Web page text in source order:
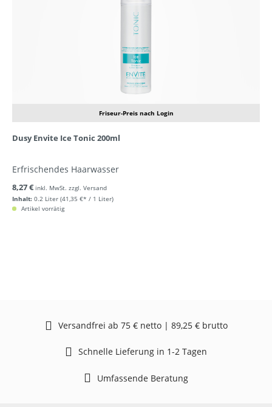
Friseur-Preis nach Login
Dusy Envite Ice Tonic 200ml
Erfrischendes Haarwasser
Inhalt: 0.2 Liter (41,35 €* / 1 Liter)
8,27 € inkl. MwSt. zzgl. Versand
Artikel vorrätig
Versandfrei ab 75 € netto | 89,25 € brutto
Schnelle Lieferung in 1-2 Tagen
Umfassende Beratung